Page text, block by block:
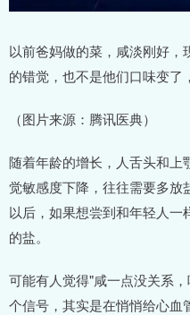
以前爸妈做的菜，咸淡刚好
的错觉，也不是他们口味变了
（图片来源：腾讯医典）
随着年龄的增长，人舌头和
觉敏感度下降，往往需要多放
以后，如果想尝到和年轻人一
的盐。
可能有人觉得"咸一点没关系
个信号，其实是在悄悄给心血